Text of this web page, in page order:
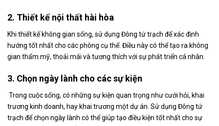
2. Thiết kế nội thất hài hòa
Khi thiết kế không gian sống, sử dụng Đông tứ trạch để xác định
hướng tốt nhất cho các phòng cụ thể. Điều này có thể tạo ra không
gian thẩm mỹ, thoải mái và tương thích với sự phát triển cá nhân.
3. Chọn ngày lành cho các sự kiện
Trong cuộc sống, có những sự kiện quan trọng như cưới hỏi, khai
trương kinh doanh, hay khai trương một dự án. Sử dụng Đông tứ
trạch để chọn ngày lành có thể giúp tạo điều kiện tốt nhất cho sự